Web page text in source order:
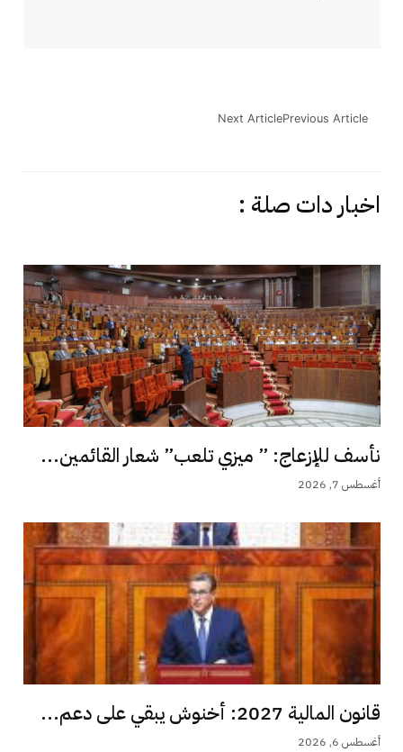
Previous Article
Next Article
اخبار دات صلة :
نأسف للإزعاج: ” ميزي تلعب” شعار القائمين...
أغسطس 7, 2026
قانون المالية 2027: أخنوش يبقي على دعم...
أغسطس 6, 2026